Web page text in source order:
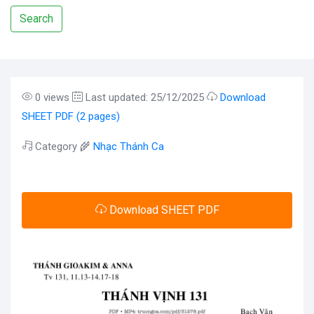
Search
0 views Last updated: 25/12/2025
Download
SHEET PDF (2 pages)
Category 🌾 Nhạc Thánh Ca
Download SHEET PDF